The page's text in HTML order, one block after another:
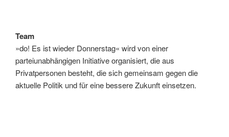
Team
»do! Es ist wieder Donnerstag« wird von einer
parteiunabhängigen Initiative organisiert, die aus
Privatpersonen besteht, die sich gemeinsam gegen die
aktuelle Politik und für eine bessere Zukunft einsetzen.